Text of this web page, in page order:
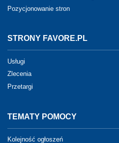
Pozycjonowanie stron
STRONY FAVORE.PL
Usługi
Zlecenia
Przetargi
TEMATY POMOCY
Kolejność ogłoszeń